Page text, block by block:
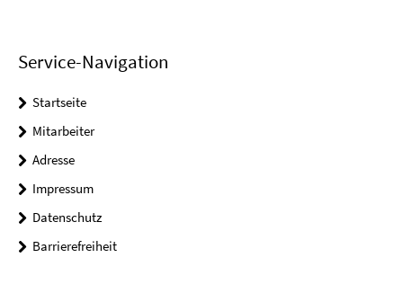
Service-Navigation
Startseite
Mitarbeiter
Adresse
Impressum
Datenschutz
Barrierefreiheit